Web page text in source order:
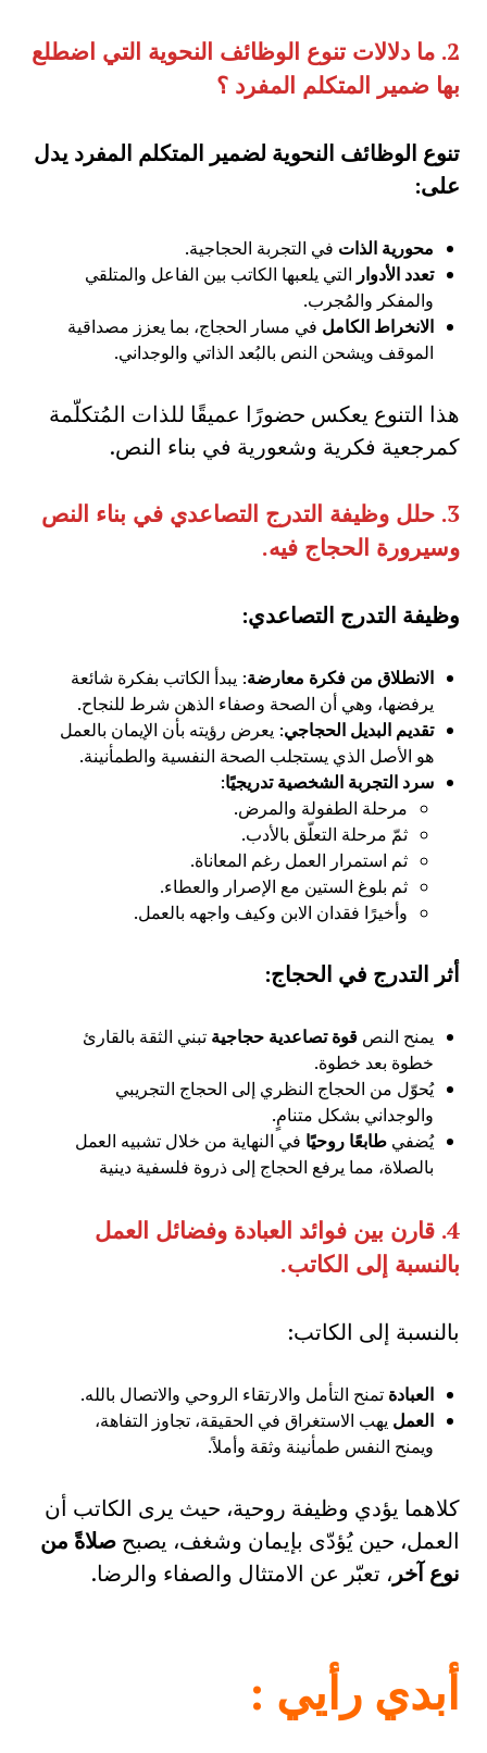
2. ما دلالات تنوع الوظائف النحوية التي اضطلع
بها ضمير المتكلم المفرد ؟
تنوع الوظائف النحوية لضمير المتكلم المفرد يدل
على:
محورية الذات في التجربة الحجاجية.
تعدد الأدوار التي يلعبها الكاتب بين الفاعل والمتلقي
والمفكر والمُجرب.
الانخراط الكامل في مسار الحجاج، بما يعزز مصداقية
الموقف ويشحن النص بالبُعد الذاتي والوجداني.
هذا التنوع يعكس حضورًا عميقًا للذات المُتكلّمة
كمرجعية فكرية وشعورية في بناء النص.
3. حلل وظيفة التدرج التصاعدي في بناء النص
وسيرورة الحجاج فيه.
وظيفة التدرج التصاعدي:
الانطلاق من فكرة معارضة: يبدأ الكاتب بفكرة شائعة
يرفضها، وهي أن الصحة وصفاء الذهن شرط للنجاح.
تقديم البديل الحجاجي: يعرض رؤيته بأن الإيمان بالعمل
هو الأصل الذي يستجلب الصحة النفسية والطمأنينة.
سرد التجربة الشخصية تدريجيًا:
مرحلة الطفولة والمرض.
ثمّ مرحلة التعلّق بالأدب.
ثم استمرار العمل رغم المعاناة.
ثم بلوغ الستين مع الإصرار والعطاء.
وأخيرًا فقدان الابن وكيف واجهه بالعمل.
أثر التدرج في الحجاج:
يمنح النص قوة تصاعدية حجاجية تبني الثقة بالقارئ
خطوة بعد خطوة.
يُحوّل من الحجاج النظري إلى الحجاج التجريبي
والوجداني بشكل متنامٍ.
يُضفي طابعًا روحيًا في النهاية من خلال تشبيه العمل
بالصلاة، مما يرفع الحجاج إلى ذروة فلسفية دينية
4. قارن بين فوائد العبادة وفضائل العمل
بالنسبة إلى الكاتب.
بالنسبة إلى الكاتب:
العبادة تمنح التأمل والارتقاء الروحي والاتصال بالله.
العمل يهب الاستغراق في الحقيقة، تجاوز التفاهة،
ويمنح النفس طمأنينة وثقة وأملاً.
كلاهما يؤدي وظيفة روحية، حيث يرى الكاتب أن
العمل، حين يُؤدّى بإيمان وشغف، يصبح صلاةً من
نوع آخر ، تعبّر عن الامتثال والصفاء والرضا.
أبدي رأيي :